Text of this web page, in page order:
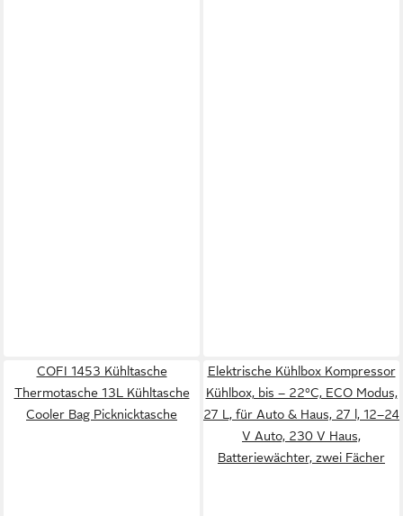
COFI 1453 Kühltasche
Thermotasche 13L Kühltasche
Cooler Bag Picknicktasche
Elektrische Kühlbox Kompressor
Kühlbox, bis – 22°C, ECO Modus,
27 L, für Auto & Haus, 27 l, 12–24
V Auto, 230 V Haus,
Batteriewächter, zwei Fächer